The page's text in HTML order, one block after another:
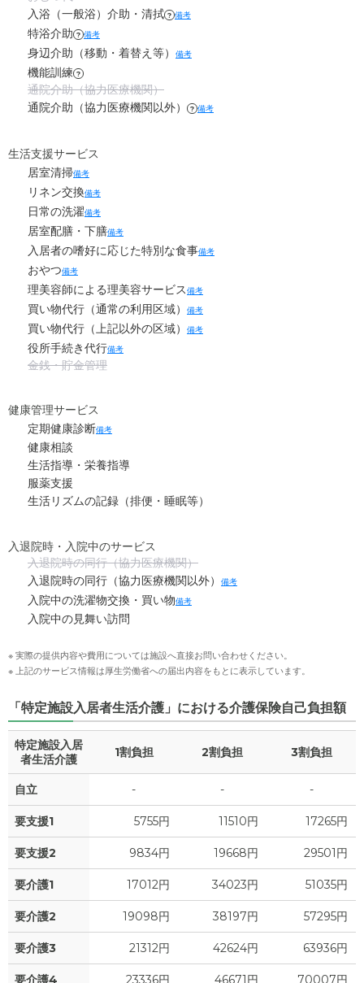
その他
介護保険料
水道・光熱費
上乗せ介護費
その他
介護保険料
入浴（一般浴）介助・清拭 ? 備考
特浴介助 ? 備考
身辺介助（移動・着替え等） 備考
機能訓練 ?
通院介助（協力医療機関）
通院介助（協力医療機関以外）
? 備考
生活支援サービス
居室清掃備考
リネン交換備考
日常の洗濯備考
居室配膳・下膳備考
入居者の嗜好に応じた特別な食事備考
おやつ備考
理美容師による理美容サービス備考
買い物代行（通常の利用区域） 備考
買い物代行（上記以外の区域） 備考
役所手続き代行備考
金銭・貯金管理
健康管理サービス
定期健康診断備考
健康相談
生活指導・栄養指導
服薬支援
生活リズムの記録（排便・睡眠等）
入退院時・入院中のサービス
入退院時の同行（協力医療機関）
入退院時の同行（協力医療機関以外）
備考
入院中の洗濯物交換・買い物備考
入院中の見舞い訪問
※ 実際の提供内容や費用については施設へ直接お問い合わせください。
※ 上記のサービス情報は厚生労働省への届出内容をもとに表示しています。
「特定施設入居者生活介護」における介護保険自己負担額
特定施設入居
者生活介護
1割負担 2割負担 3割負担
自立 - - -
要支援1 5755円 11510円 17265円
要支援2 9834円 19668円 29501円
要介護1 17012円 34023円 51035円
要介護2 19098円 38197円 57295円
要介護3 21312円 42624円 63936円
要介護4 23336円 46671円 70007円